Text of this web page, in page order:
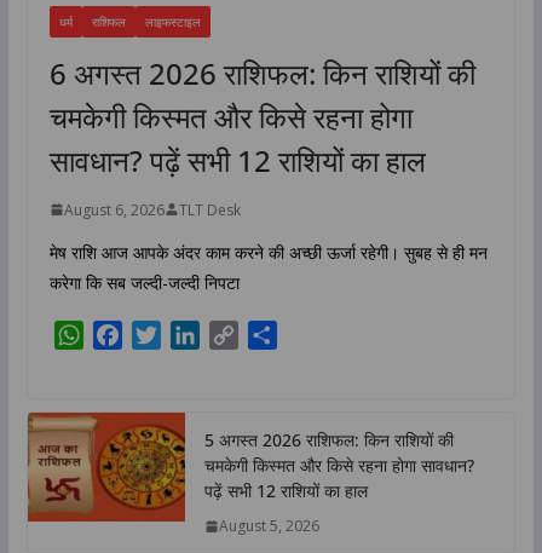
धर्म राशिफल लाइफस्टाइल
6 अगस्त 2026 राशिफल: किन राशियों की
चमकेगी किस्मत और किसे रहना होगा
सावधान? पढ़ें सभी 12 राशियों का हाल
August 6, 2026 TLT Desk
मेष राशि आज आपके अंदर काम करने की अच्छी ऊर्जा रहेगी। सुबह से ही मन
करेगा कि सब जल्दी-जल्दी निपटा
W
t
s
A
p
e
b
o
o
t
t
e
r
e
d
n
L
i
k
e
5 अगस्त 2026 राशिफल: किन राशियों की
चमकेगी किस्मत और किसे रहना होगा सावधान?
पढ़ें सभी 12 राशियों का हाल
August 5, 2026